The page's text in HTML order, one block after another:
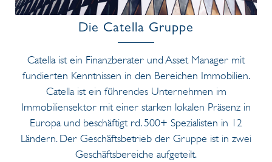
Die Catella Gruppe
Catella ist ein Finanzberater und Asset Manager mit
fundierten Kenntnissen in den Bereichen Immobilien.
Catella ist ein führendes Unternehmen im
Immobiliensektor mit einer starken lokalen Präsenz in
Europa und beschäftigt rd. 500+ Spezialisten in 12
Ländern. Der Geschäftsbetrieb der Gruppe ist in zwei
Geschäftsbereiche aufgeteilt.